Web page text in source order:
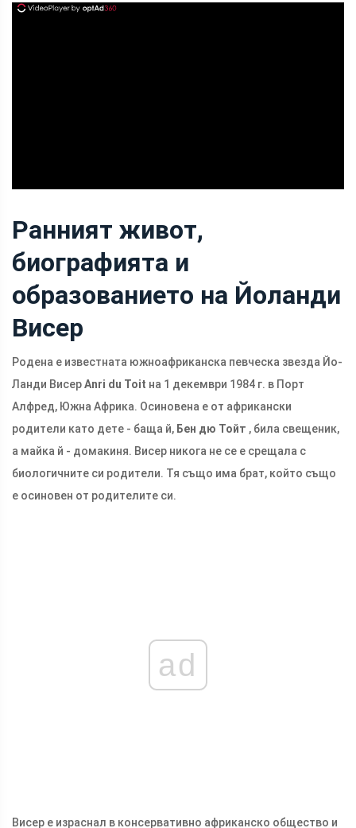
Ранният живот,
биографията и
образованието на Йоланди
Висер
Родена е известната южноафриканска певческа звезда Йо-
Ланди ВисерAnri du Toit на 1 декември 1984 г. в Порт
Алфред, Южна Африка. Осиновена е от африкански
родители като дете - баща й, Бен дю Тойт , била свещеник,
а майка й - домакиня. Висер никога не се е срещала с
биологичните си родители. Тя също има брат, който също
е осиновен от родителите си.
ad
Висер е израснал в консервативно африканско общество и